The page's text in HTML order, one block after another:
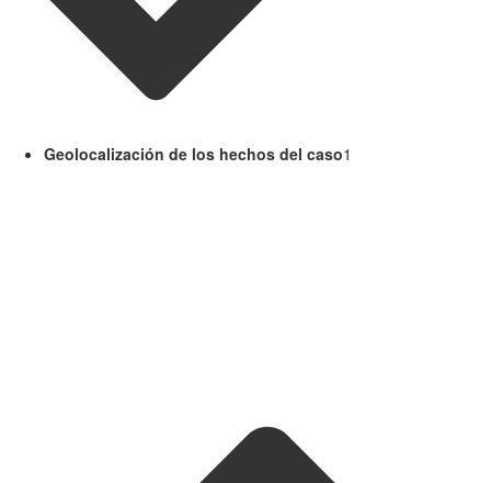
Geolocalización de los hechos del caso1